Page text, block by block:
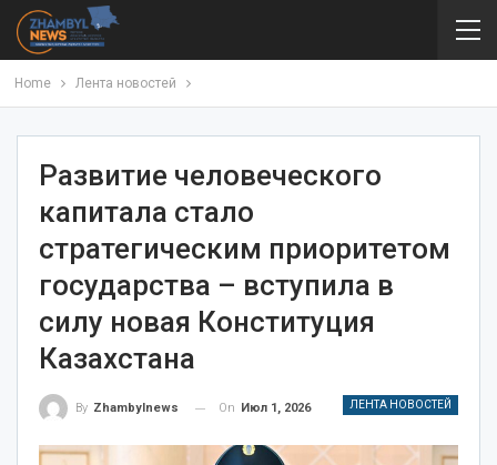
Home Лента новостей
Развитие человеческого
капитала стало
стратегическим приоритетом
государства – вступила в
силу новая Конституция
Казахстана
ЛЕНТА НОВОСТЕЙ
By Zhambylnews On Июл 1, 2026